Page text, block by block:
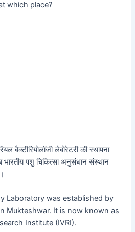
which place?
बैक्टीरियोलॉजी लेबोरेटरी की स्थापना
पशु चिकित्सा अनुसंधान संस्थान
Laboratory was established by
Mukteshwar. It is now known as
Institute (IVRI).